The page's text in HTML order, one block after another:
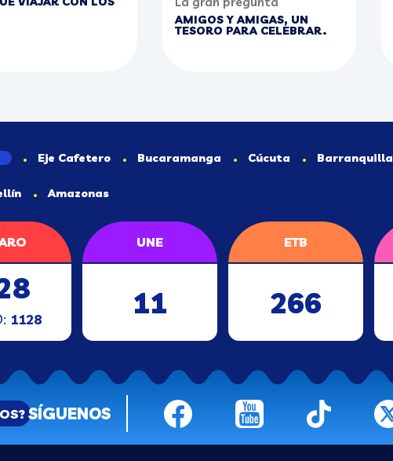
AMIGOS Y AMIGAS, UN
TESORO PARA CELEBRAR.
Eje Cafetero Bucaramanga Cúcuta Barranquilla
Amazonas
1128
UNE
11
ETB
266
SÍGUENOS